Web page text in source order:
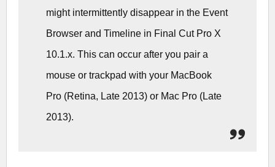
might intermittently disappear in the Event
Browser and Timeline in Final Cut Pro X
10.1.x. This can occur after you pair a
mouse or trackpad with your MacBook
Pro (Retina, Late 2013) or Mac Pro (Late
2013).